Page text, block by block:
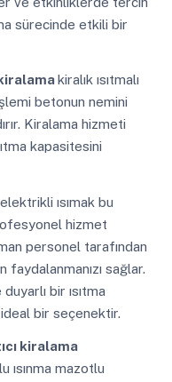
sürecinde etkili bir
kiralık ısıtmalı
betonun nemini
Kiralama hizmeti
kapasitesini
elektrikli ısımak bu
hizmet
personel tarafından
sağlar.
bir ısıtma
bir seçenektir.
kiralama
ısınma mazotlu